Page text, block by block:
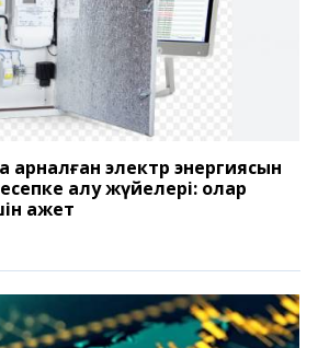
арналған электр энергиясын
алу жүйелері: олар
қажет